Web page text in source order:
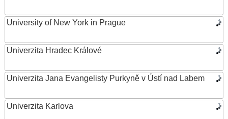
University of New York in Prague
Univerzita Hradec Králové
Univerzita Jana Evangelisty Purkyně v Ústí nad Labem
Univerzita Karlova